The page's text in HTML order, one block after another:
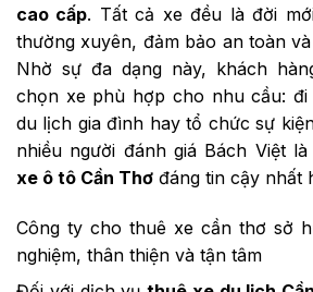
cao cấp. Tất cả xe đều là đời
thường xuyên, đảm bảo an toàn
Nhờ sự đa dạng này, khách
chọn xe phù hợp cho nhu cầu:
du lịch gia đình hay tổ chức sự
nhiều người đánh giá Bách Việt là
xe ô tô Cần Thơ đáng tin cậy nhất
Công ty cho thuê xe cần thơ sở
nghiệm, thân thiện và tận tâm